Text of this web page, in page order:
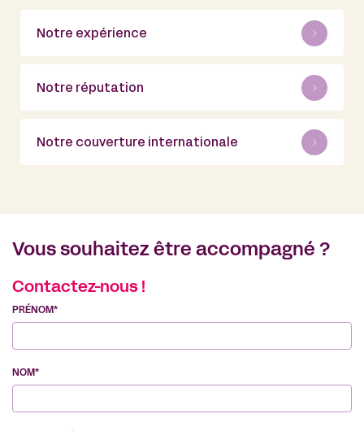
Notre expérience
Notre réputation
Notre couverture internationale
Vous souhaitez être accompagné ?
Contactez-nous !
PRÉNOM*
NOM*